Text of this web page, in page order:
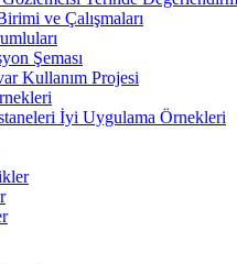
ve Çalışmaları
Şeması
Kullanım Projesi
İyi Uygulama Örnekleri